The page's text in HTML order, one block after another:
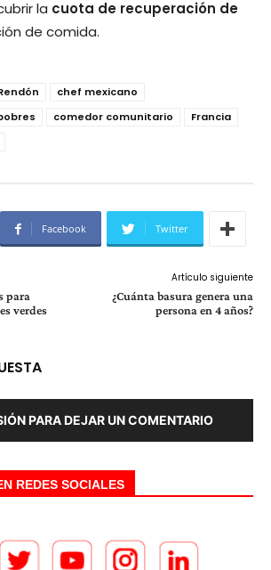
la cuota de recuperación de
de comida.
chef mexicano
comedor comunitario
Francia
Facebook Twitter
para
verdes
Artículo siguiente
¿Cuánta basura genera una
persona en 4 años?
PARA DEJAR UN COMENTARIO
REDES SOCIALES